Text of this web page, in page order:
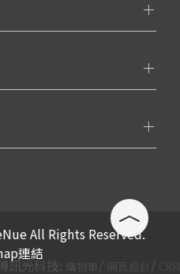
All Rights Reserved.
連結
訊光科技: 購物車 / 網頁設計 / CRM